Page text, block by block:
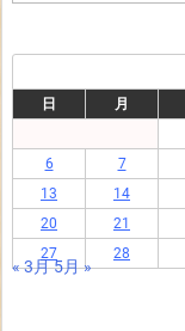
日
月
6
7
13
14
20
21
27
28
« 3月5月 »